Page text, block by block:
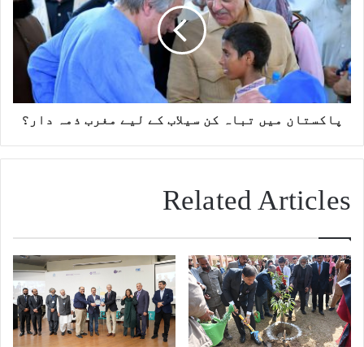
پاکستان میں تباہ کن سیلاب کے لیے مغرب ذمہ دار؟
Related Articles